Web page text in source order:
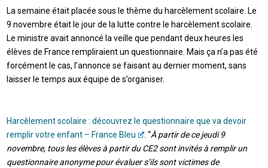
La semaine était placée sous le thème du harcèlement scolaire. Le
9 novembre était le jour de la lutte contre le harcèlement scolaire.
Le ministre avait annoncé la veille que pendant deux heures les
élèves de France rempliraient un questionnaire. Mais ça n’a pas été
forcément le cas, l’annonce se faisant au dernier moment, sans
laisser le temps aux équipe de s’organiser.
Harcèlement scolaire : découvrez le questionnaire que va devoir
remplir votre enfant – France Bleu
. “À partir de ce jeudi 9
novembre, tous les élèves à partir du CE2 sont invités à remplir un
questionnaire anonyme pour évaluer s’ils sont victimes de